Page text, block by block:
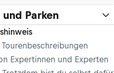
Parken
Expertinnen und Experten